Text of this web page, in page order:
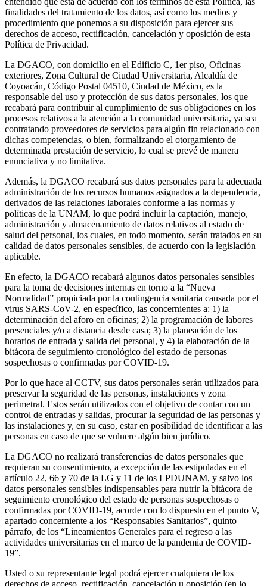
finalidades del tratamiento de los datos, así como los medios y
procedimiento que ponemos a su disposición para ejercer sus
derechos de acceso, rectificación, cancelación y oposición de esta
Política de Privacidad.
La DGACO, con domicilio en el Edificio C, 1er piso, Oficinas
exteriores, Zona Cultural de Ciudad Universitaria, Alcaldía de
Coyoacán, Código Postal 04510, Ciudad de México, es la
responsable del uso y protección de sus datos personales, los que
recabará para contribuir al cumplimiento de sus obligaciones en los
procesos relativos a la atención a la comunidad universitaria, ya sea
contratando proveedores de servicios para algún fin relacionado con
dichas competencias, o bien, formalizando el otorgamiento de
determinada prestación de servicio, lo cual se prevé de manera
enunciativa y no limitativa.
Además, la DGACO recabará sus datos personales para la adecuada
administración de los recursos humanos asignados a la dependencia,
derivados de las relaciones laborales conforme a las normas y
políticas de la UNAM, lo que podrá incluir la captación, manejo,
administración y almacenamiento de datos relativos al estado de
salud del personal, los cuales, en todo momento, serán tratados en su
calidad de datos personales sensibles, de acuerdo con la legislación
aplicable.
En efecto, la DGACO recabará algunos datos personales sensibles
para la toma de decisiones internas en torno a la “Nueva
Normalidad” propiciada por la contingencia sanitaria causada por el
virus SARS-CoV-2, en específico, las concernientes a: 1) la
determinación del aforo en oficinas; 2) la programación de labores
presenciales y/o a distancia desde casa; 3) la planeación de los
horarios de entrada y salida del personal, y 4) la elaboración de la
bitácora de seguimiento cronológico del estado de personas
sospechosas o confirmadas por COVID-19.
Por lo que hace al CCTV, sus datos personales serán utilizados para
preservar la seguridad de las personas, instalaciones y zona
perimetral. Estos serán utilizados con el objetivo de contar con un
control de entradas y salidas, procurar la seguridad de las personas y
las instalaciones y, en su caso, estar en posibilidad de identificar a las
personas en caso de que se vulnere algún bien jurídico.
La DGACO no realizará transferencias de datos personales que
requieran su consentimiento, a excepción de las estipuladas en el
artículo 22, 66 y 70 de la LG y 11 de los LPDUNAM, y salvo los
datos personales sensibles indispensables para nutrir la bitácora de
seguimiento cronológico del estado de personas sospechosas o
confirmadas por COVID-19, acorde con lo dispuesto en el punto V,
apartado concerniente a los “Responsables Sanitarios”, quinto
párrafo, de los “Lineamientos Generales para el regreso a las
actividades universitarias en el marco de la pandemia de COVID-
19”.
Usted o su representante legal podrá ejercer cualquiera de los